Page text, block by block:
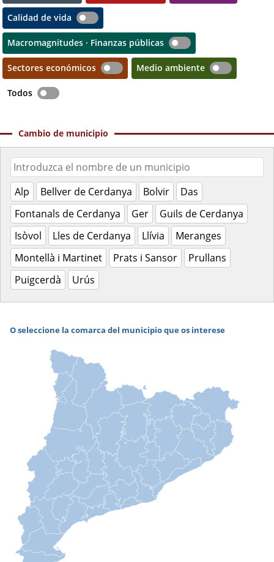
Calidad de vida
Macromagnitudes · Finanzas públicas
Sectores económicos Medio ambiente
Todos
Cambio de municipio
Alp Bellver de Cerdanya Bolvir
Das
Fontanals de Cerdanya
Ger
Guils de Cerdanya
Isòvol
Lles de Cerdanya Llívia
Meranges
Montellà i Martinet
Prats i Sansor
Prullans
Puigcerdà
Urús